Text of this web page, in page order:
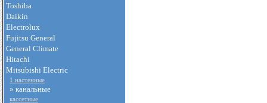
Toshiba
Daikin
Electrolux
Fujitsu General
General Climate
Hitachi
Mitsubishi Electric
1 настенные
» канальные
кассетные